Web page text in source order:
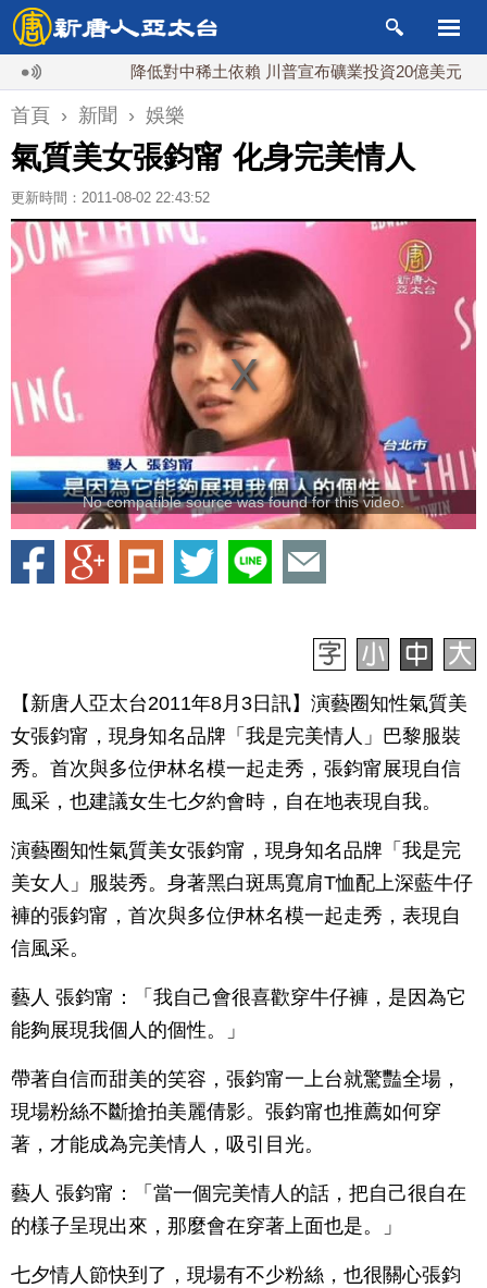
降低對中稀土依賴 川普宣布礦業投資20億美元
首頁 › 新聞 › 娛樂
氣質美女張鈞甯 化身完美情人
更新時間：2011-08-02 22:43:52
No compatible source was found for this video.
【新唐人亞太台2011年8月3日訊】演藝圈知性氣質美
女張鈞甯，現身知名品牌「我是完美情人」巴黎服裝
秀。首次與多位伊林名模一起走秀，張鈞甯展現自信
風采，也建議女生七夕約會時，自在地表現自我。
演藝圈知性氣質美女張鈞甯，現身知名品牌「我是完
美女人」服裝秀。身著黑白斑馬寬肩T恤配上深藍牛仔
褲的張鈞甯，首次與多位伊林名模一起走秀，表現自
信風采。
藝人 張鈞甯：「我自己會很喜歡穿牛仔褲，是因為它
能夠展現我個人的個性。」
帶著自信而甜美的笑容，張鈞甯一上台就驚豔全場，
現場粉絲不斷搶拍美麗倩影。張鈞甯也推薦如何穿
著，才能成為完美情人，吸引目光。
藝人 張鈞甯：「當一個完美情人的話，把自己很自在
的樣子呈現出來，那麼會在穿著上面也是。」
七夕情人節快到了，現場有不少粉絲，也很關心張鈞